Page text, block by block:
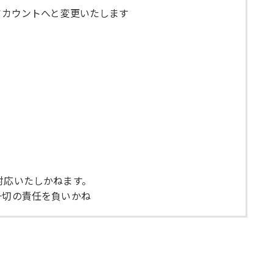
ウントへと変更いたします
いたしかねます。
の責任を負いかね